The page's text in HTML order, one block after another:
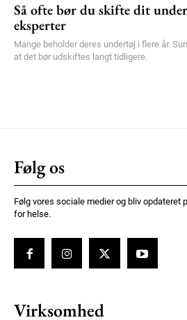
Så ofte bør du skifte dit
eksperter
Mange beholder deres undertøj i flere år.
at det bør udskiftes langt tidligere.
Følg os
Følg vores sociale medier og bliv opdateret
for helse.
Virksomhed